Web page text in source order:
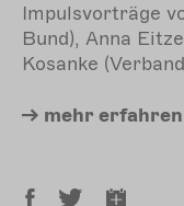
Impulsvorträge
Bund), Anna
Kosanke (
mehr erfahren